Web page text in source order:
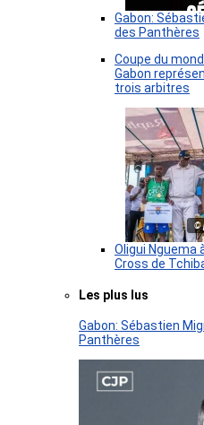
Gabon:
des Panthères
Coupe du
Gabon
trois arbitres
©
Oligui Nguema
Cross de
Les plus lus
Gabon: Sébastien
Panthères